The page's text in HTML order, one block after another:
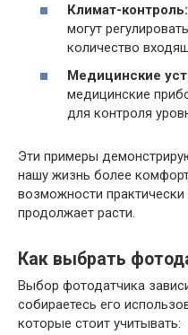
Климат-контроль:
могут
количество
Медицинские
медицинские
для контроля
Эти примеры
нашу жизнь более
возможности
продолжает расти.
Как выбрать
Выбор фотодатчика
собираетесь его
которые стоит учитывать: